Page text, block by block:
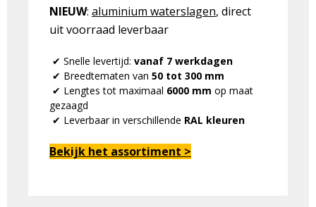
NIEUW: aluminium waterslagen, direct
uit voorraad leverbaar
✔ Snelle levertijd: vanaf 7 werkdagen
✔ Breedtematen van 50 tot 300 mm
✔ Lengtes tot maximaal 6000 mm op maat
gezaagd
✔ Leverbaar in verschillende RAL kleuren
Bekijk het assortiment >